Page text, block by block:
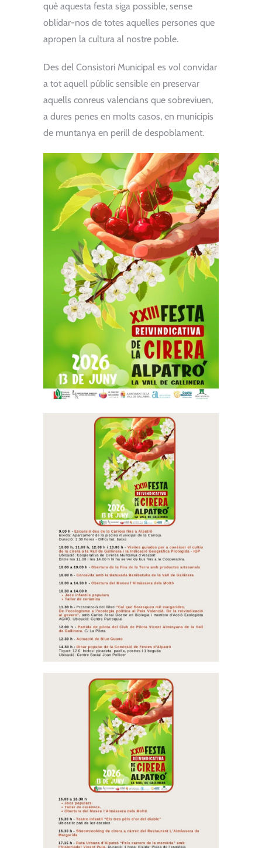
què aquesta festa siga possible, sense
oblidar-nos de totes aquelles persones que
apropen la cultura al nostre poble.
Des del Consistori Municipal es vol convidar
a tot aquell públic sensible en preservar
aquells conreus valencians que sobreviuen,
a dures penes en molts casos, en municipis
de muntanya en perill de despoblament.